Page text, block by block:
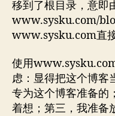
移到了根目录，意即
www.sysku.com/
www.sysku.com直接
使用
虑：显得把这个博客
专为这个博客准备的
着想；第三，我准备